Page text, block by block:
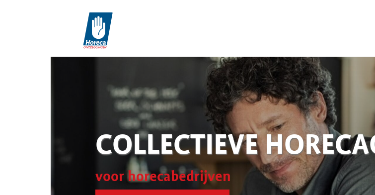
COLLECTIEVE
voor horecabedrijven